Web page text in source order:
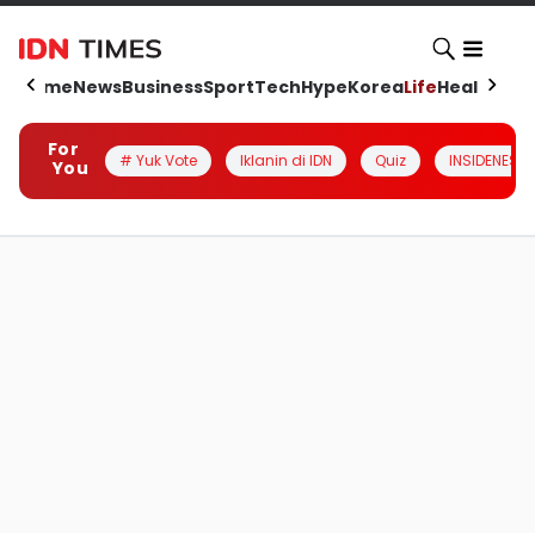
HomeNewsBusinessSportTechHypeKoreaLifeHealth
For
You
# Yuk Vote Iklanin di IDN Quiz INSIDENESIA